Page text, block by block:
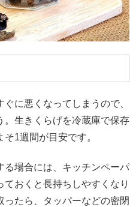
に悪くなってしまうので、
。生きくらげを冷蔵庫で保存
1週間が目安です。
る場合には、キッチンペーパ
おくと長持ちしやすくなり
ったら、タッパーなどの密閉